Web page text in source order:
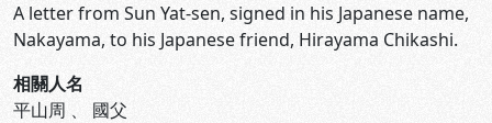
A letter from Sun Yat-sen, signed in his Japanese name,
Nakayama, to his Japanese friend, Hirayama Chikashi.
相關人名
平山周 、 國父